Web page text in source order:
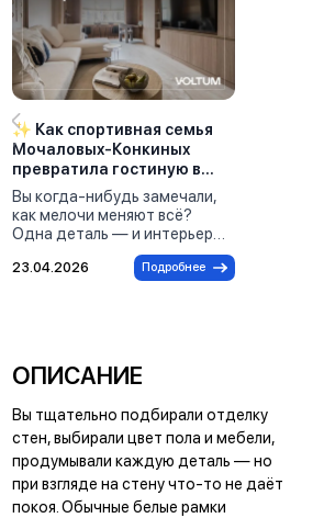
✨ Как спортивная семья
Мочаловых-Конкиных
превратила гостиную в
пространство побед
вместе с VOLTUM
Вы когда-нибудь замечали,
как мелочи меняют всё?
Одна деталь — и интерьер
заиграет по-новому. Именно
так случилось с семьёй
проходит без тренировок, а
виды спорта они меняют как
скандинавской ходьбы
берутся за теннисные
ракетки, а потом с азартом
переключаются на
баскетбол.
23.04.2026 Подробнее
ОПИСАНИЕ
Вы тщательно подбирали отделку
стен, выбирали цвет пола и мебели,
продумывали каждую деталь — но
при взгляде на стену что-то не даёт
покоя. Обычные белые рамки